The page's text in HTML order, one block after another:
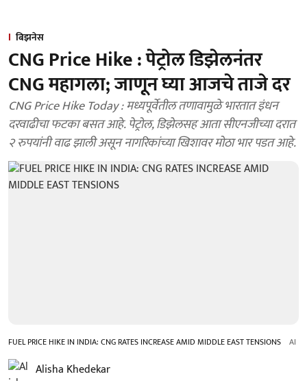
बिझनेस
CNG Price Hike : पेट्रोल डिझेलनंतर
CNG महागला; जाणून घ्या आजचे ताजे दर
CNG Price Hike Today : मध्यपूर्वेतील तणावामुळे भारतात इंधन
दरवाढीचा फटका बसत आहे. पेट्रोल, डिझेलसह आता सीएनजीच्या दरात
२ रुपयांनी वाढ झाली असून नागरिकांच्या खिशावर मोठा भार पडत आहे.
FUEL PRICE HIKE IN INDIA: CNG RATES INCREASE AMID MIDDLE EAST TENSIONS AI
Alisha Khedekar